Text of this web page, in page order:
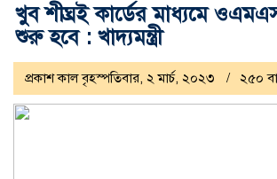
খুব শীঘ্রই কার্ডের মাধ্যমে
শুরু হবে : খাদ্যমন্ত্রী
প্রকাশ কাল বৃহস্পতিবার, ২ মার্চ, ২০২৩ ২৫০